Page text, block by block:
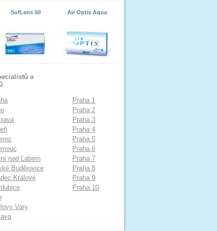
SofLens 59 Air Optix Aqua
a
nad Labem
Budějovice
Králové
Vary
Praha 1
Praha 2
Praha 3
Praha 4
Praha 5
Praha 6
Praha 7
Praha 8
Praha 9
Praha 10